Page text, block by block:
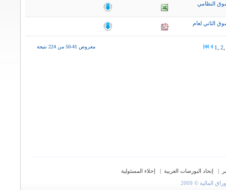
النظامي
الثاني لعام
معروض 41-50 من 224 نتيجة 1 2
| إتحاد البورصات العربية |
إخلاء المسئولية
© 2009